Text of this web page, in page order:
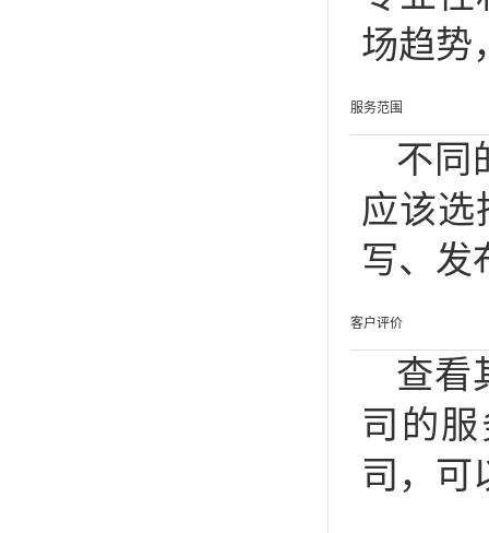
场趋势
服务范围
不同
应该选
写、发
客户评价
查看
司的
司，可